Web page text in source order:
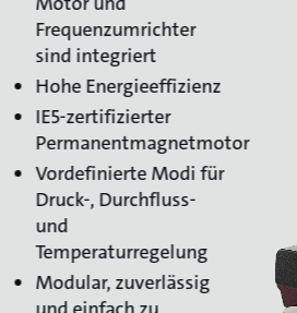
Frequenzumrichter
sind integriert
Hohe Energieeffizienz
IE5-zertifizierter
Permanentmagnetmotor
Vordefinierte Modi für
Druck-, Durchfluss-
und
Temperaturregelung
Modular, zuverlässig